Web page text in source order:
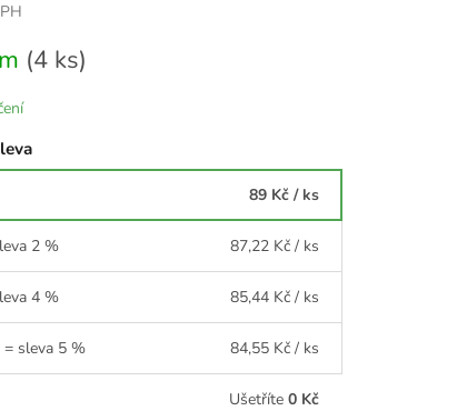
(4 ks)
89 Kč / ks
2 % 87,22 Kč / ks
4 % 85,44 Kč / ks
= sleva 5 % 84,55 Kč / ks
Ušetříte 0 Kč